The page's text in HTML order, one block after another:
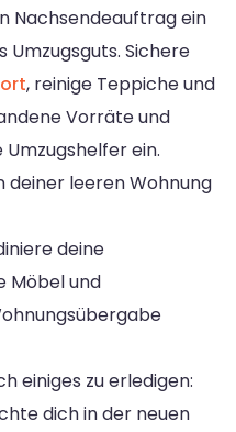
Nachsendeauftrag ein
Umzugsguts. Sichere
, reinige Teppiche und
Vorräte und
ein.
deiner leeren Wohnung
deine
Möbel und
einiges zu erledigen:
dich in der neuen